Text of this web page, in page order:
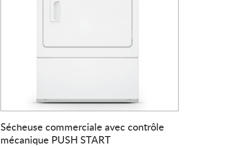
Sécheuse commerciale avec contrôle
mécanique PUSH START